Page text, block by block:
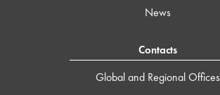
News
Contacts
Global and Regional Offices